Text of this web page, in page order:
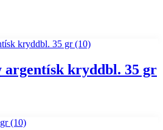
kryddbl. 35 gr